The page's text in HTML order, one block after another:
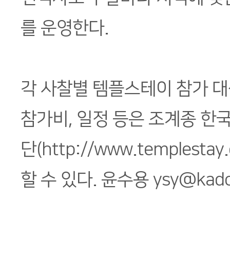
를 운영한다.
각 사찰별 템플스테이 참가
참가비, 일정 등은 조계종 한
단(http://
할 수 있다. 윤수용